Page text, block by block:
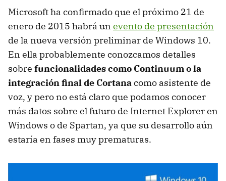
Microsoft ha confirmado que el próximo 21 de
enero de 2015 habrá un evento de presentación
de la nueva versión preliminar de Windows 10.
En ella probablemente conozcamos detalles
sobre funcionalidades como Continuum o la
integración final de Cortanacomo asistente de
voz, y pero no está claro que podamos conocer
más datos sobre el futuro de Internet Explorer en
Windows o de Spartan, ya que su desarrollo aún
estaría en fases muy prematuras.